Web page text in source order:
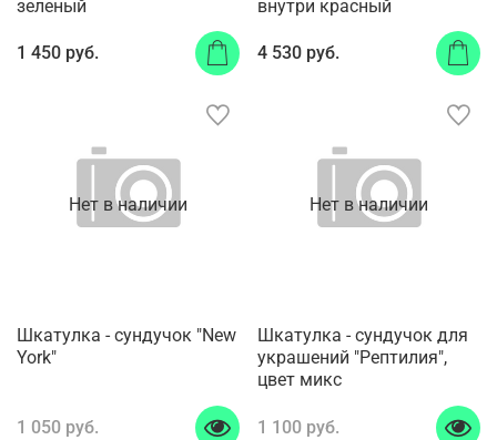
зеленый
1 450 руб.
внутри красный
4 530 руб.
Нет в наличии
Шкатулка - сундучок "New
York"
1 050 руб.
Нет в наличии
Шкатулка - сундучок для
украшений "Рептилия",
цвет микс
1 100 руб.